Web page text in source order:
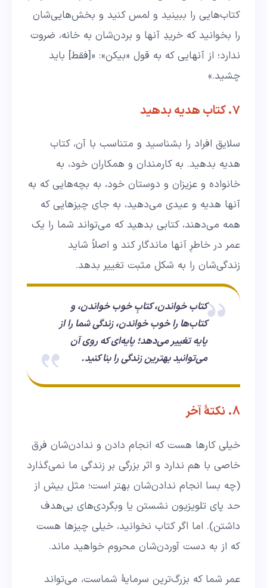
کتاب‌هایی را ببینید و لمس کنید و بخش‌هایی‌شان
را بخوانید که خریدِ آنها و بردن‌شان به خانه، ضروت
ندارد؛ از آنهایی که به قول «بیکن»: «[فقط] باید
چشید.»
۷. کتاب هدیه بدهید
سلایق افراد را بشناسید و متناسب با آن، کتاب
هدیه بدهید. به کارمندان و همکاران خود، به
خانواده و عزیزان و دوستان خود، به بچه‌هایی که به
آنها هدیه و عیدی می‌دهید، به جای چیزهایی که
همه می‌دهند، کتابی بدهید که می‌تواند شما را یک
عمر در خاطرِ آنها ماندگار کند و اصلاً شاید
زندگی‌شان را به شکل مثبت تغییر بدهد.
کتاب خواندن، کتابِ خوب خواندن، و
کتاب‌ها را خوب خواندن، زندگی شما را از
پایه تغییر می‌دهد؛ پایه‌ای که روی آن
می‌توانید بهترین زندگی را بنا کنید.
۸. نکتۀ آخر
خیلی کارها هست که انجام دادن و ندادن‌شان فرق
خاصی با هم ندارد و اثر بزرگی بر زندگی ما نمی‌گذارد
(چه بسا انجام ندادن‌شان بهتر است؛ مثل بیش از
حد پای تلویزیون نشستن یا وبگردی‌های بی‌هدف
داشتن). اما اگر کتاب نخوانید، خیلی چیزها هست
که از به دست آوردن‌شان محروم خواهید ماند.
عمر شما که بزرگ‌ترین سرمایۀ شماست، می‌تواند